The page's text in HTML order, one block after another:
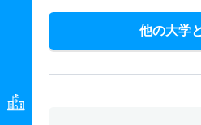
他の大学